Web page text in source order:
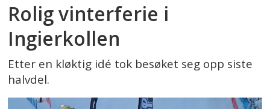
Rolig vinterferie i
Ingierkollen
Etter en kløktig idé tok besøket seg opp siste
halvdel.